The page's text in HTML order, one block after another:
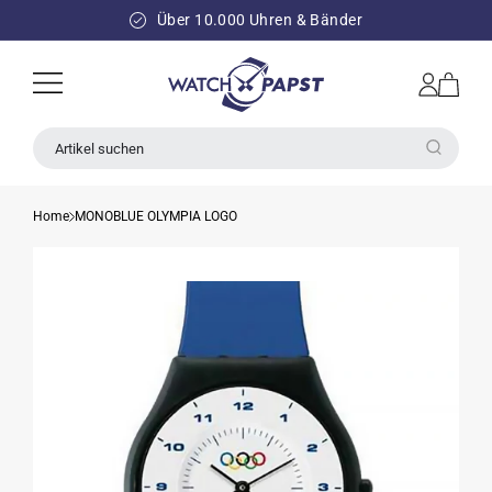
INHALT
Über 10.000 Uhren & Bänder
Einloggen
Warenkorb
Artikel suchen
Home MONOBLUE OLYMPIA LOGO